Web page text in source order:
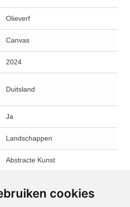
cookies
Olieverf
Canvas
2024
Duitsland
Ja
Landschappen
Abstracte Kunst